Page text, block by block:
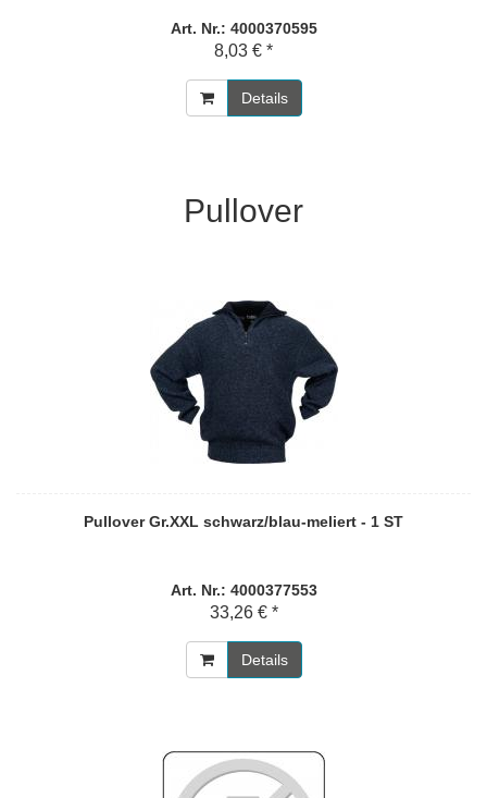
Art. Nr.: 4000370595
8,03 € *
Details
Pullover
Pullover Gr.XXL schwarz/blau-meliert - 1 ST
Art. Nr.: 4000377553
33,26 € *
Details